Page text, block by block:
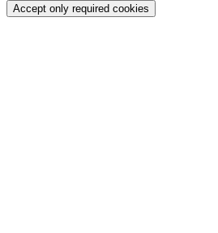
Accept only required cookies